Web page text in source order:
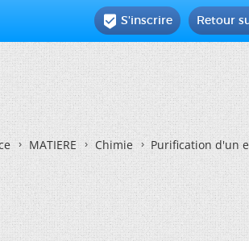
Retour
 S'inscrire
MATIERE Chimie Purification d'un